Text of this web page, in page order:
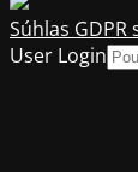
Súhlas
User Login